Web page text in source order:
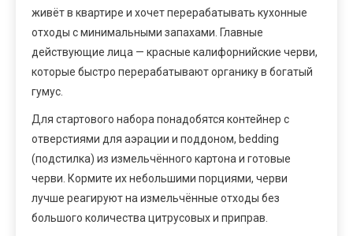
живёт в квартире и хочет перерабатывать кухонные
отходы с минимальными запахами. Главные
действующие лица — красные калифорнийские черви,
которые быстро перерабатывают органику в богатый
гумус.
Для стартового набора понадобятся контейнер с
отверстиями для аэрации и поддоном, bedding
(подстилка) из измельчённого картона и готовые
черви. Кормите их небольшими порциями, черви
лучше реагируют на измельчённые отходы без
большого количества цитрусовых и приправ.